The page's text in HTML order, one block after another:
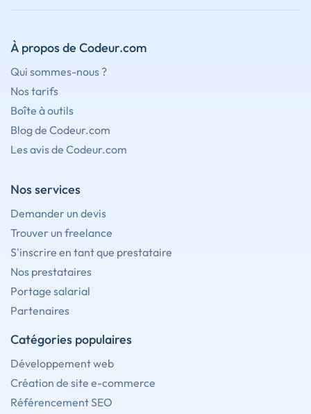
À propos de Codeur.com
Qui sommes-nous ?
Nos tarifs
Boîte à outils
Blog de Codeur.com
Les avis de Codeur.com
Nos services
Demander un devis
Trouver un freelance
S'inscrire en tant que prestataire
Nos prestataires
Portage salarial
Partenaires
Catégories populaires
Développement web
Création de site e-commerce
Référencement SEO